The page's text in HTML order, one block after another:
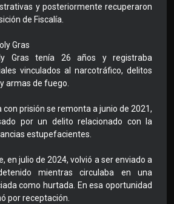
y posteriormente recuperaron
de Fiscalía.
Gras
Gras tenía 26 años y registraba
vinculados al narcotráfico, delitos
armas de fuego.
prisión se remonta a junio de 2021,
por un delito relacionado con la
estupefacientes.
en julio de 2024, volvió a ser enviado a
mientras circulaba en una
como hurtada. En esa oportunidad
por receptación.